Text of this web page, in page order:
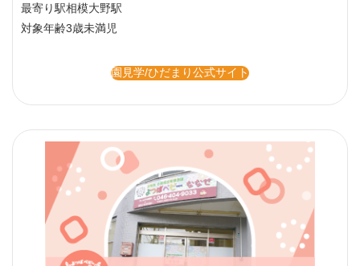
最寄り駅相模大野駅
対象年齢3歳未満児
園見学/ひだまり公式サイト